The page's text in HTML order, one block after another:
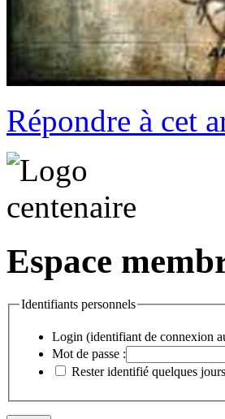
Répondre à cet
Espace
Identifiants personnels
Login (identifiant de connexion
Mot de passe :
Rester identifié quelques jours